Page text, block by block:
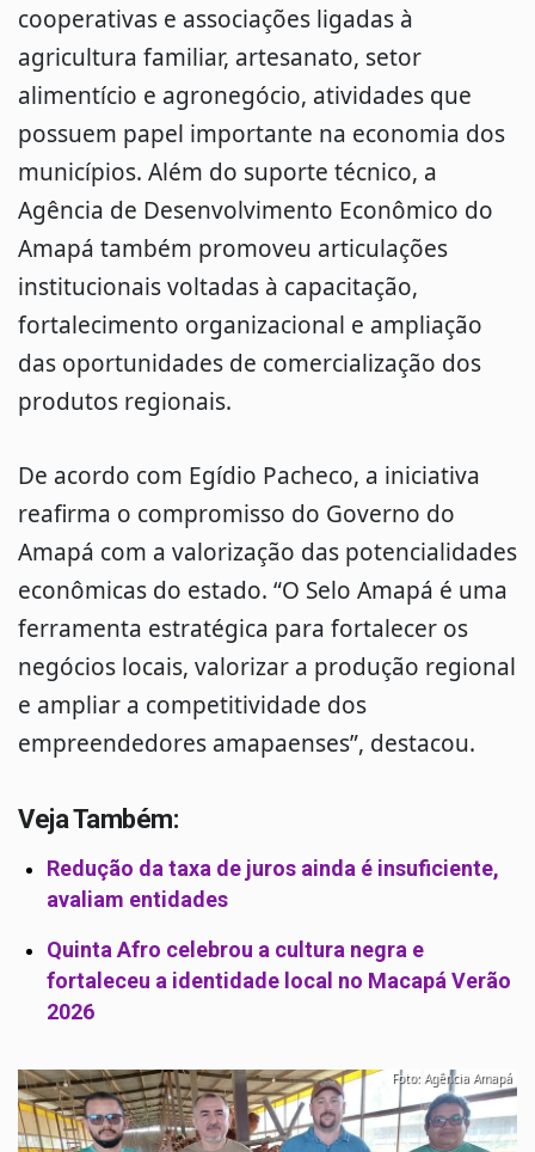
cooperativas e associações ligadas à
agricultura familiar, artesanato, setor
alimentício e agronegócio, atividades que
possuem papel importante na economia dos
municípios. Além do suporte técnico, a
Agência de Desenvolvimento Econômico do
Amapá também promoveu articulações
institucionais voltadas à capacitação,
fortalecimento organizacional e ampliação
das oportunidades de comercialização dos
produtos regionais.
De acordo com Egídio Pacheco, a iniciativa
reafirma o compromisso do Governo do
Amapá com a valorização das potencialidades
econômicas do estado. “O Selo Amapá é uma
ferramenta estratégica para fortalecer os
negócios locais, valorizar a produção regional
e ampliar a competitividade dos
empreendedores amapaenses”, destacou.
Veja Também:
Redução da taxa de juros ainda é insuficiente,
avaliam entidades
Quinta Afro celebrou a cultura negra e
fortaleceu a identidade local no Macapá Verão
2026
Foto: Agência Amapá